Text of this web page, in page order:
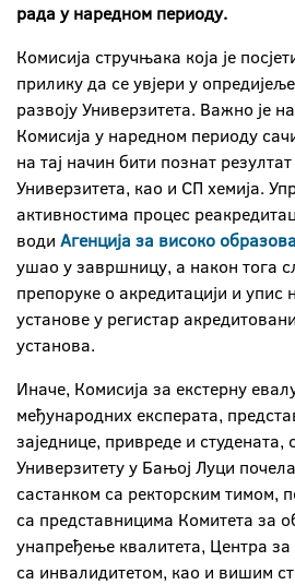
рада у наредном периоду.
Комисија стручњака која је
прилику да се увјери у
развоју Универзитета. Важно је
Комисија у наредном периоду
на тај начин бити познат
Универзитета, као и СП хемија.
активностима процес
води Агенција за високо
ушао у завршницу, а након тога
препоруке о акредитацији и
установе у регистар
установа.
Иначе, Комисија за екстерну
међународних експерата,
заједнице, привреде и студената,
Универзитету у Бањој Луци
састанком са ректорским тимом,
са представницима Комитета за
унапређење квалитета, Центра
са инвалидитетом, као и вишим